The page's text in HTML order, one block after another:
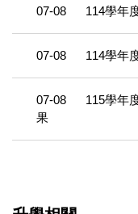
07-08 114學年
07-08 114學年
07-08
115學年
果